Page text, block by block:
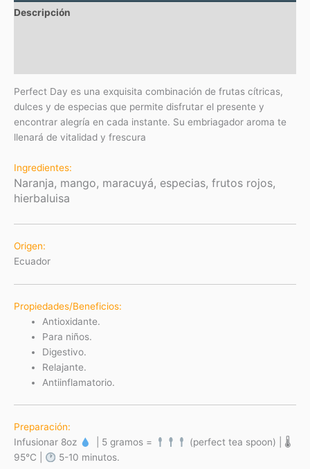
Descripción
Perfect Day es una exquisita combinación de frutas cítricas,
dulces y de especias que permite disfrutar el presente y
encontrar alegría en cada instante. Su embriagador aroma te
llenará de vitalidad y frescura
Ingredientes:
Naranja, mango, maracuyá, especias, frutos rojos,
hierbaluisa
Origen:
Ecuador
Propiedades/Beneficios:
Antioxidante.
Para niños.
Digestivo.
Relajante.
Antiinflamatorio.
Preparación:
Infusionar 8oz
| 5 gramos =
(perfect tea spoon) | 🌡
95°C |
5-10 minutos.